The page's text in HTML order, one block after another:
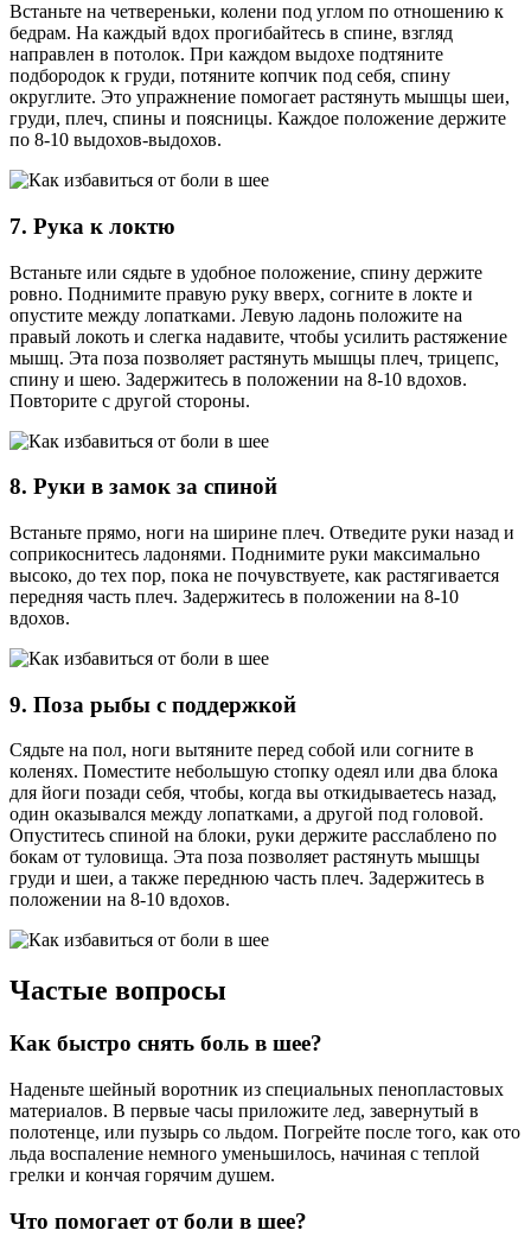
Встаньте на четвереньки, колени под углом по отношению к
бедрам. На каждый вдох прогибайтесь в спине, взгляд
направлен в потолок. При каждом выдохе подтяните
подбородок к груди, потяните копчик под себя, спину
округлите. Это упражнение помогает растянуть мышцы шеи,
груди, плеч, спины и поясницы. Каждое положение держите
по 8-10 выдохов-выдохов.
7. Рука к локтю
Встаньте или сядьте в удобное положение, спину держите
ровно. Поднимите правую руку вверх, согните в локте и
опустите между лопатками. Левую ладонь положите на
правый локоть и слегка надавите, чтобы усилить растяжение
мышц. Эта поза позволяет растянуть мышцы плеч, трицепс,
спину и шею. Задержитесь в положении на 8-10 вдохов.
Повторите с другой стороны.
8. Руки в замок за спиной
Встаньте прямо, ноги на ширине плеч. Отведите руки назад и
соприкоснитесь ладонями. Поднимите руки максимально
высоко, до тех пор, пока не почувствуете, как растягивается
передняя часть плеч. Задержитесь в положении на 8-10
вдохов.
9. Поза рыбы с поддержкой
Сядьте на пол, ноги вытяните перед собой или согните в
коленях. Поместите небольшую стопку одеял или два блока
для йоги позади себя, чтобы, когда вы откидываетесь назад,
один оказывался между лопатками, а другой под головой.
Опуститесь спиной на блоки, руки держите расслаблено по
бокам от туловища. Эта поза позволяет растянуть мышцы
груди и шеи, а также переднюю часть плеч. Задержитесь в
положении на 8-10 вдохов.
Частые вопросы
Как быстро снять боль в шее?
Наденьте шейный воротник из специальных пенопластовых
материалов. В первые часы приложите лед, завернутый в
полотенце, или пузырь со льдом. Погрейте после того, как ото
льда воспаление немного уменьшилось, начиная с теплой
грелки и кончая горячим душем.
Что помогает от боли в шее?